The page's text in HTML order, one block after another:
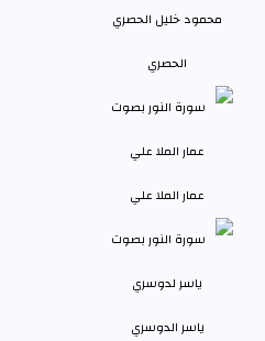
الحصري
عمار الملا علي
ياسر الدوسري